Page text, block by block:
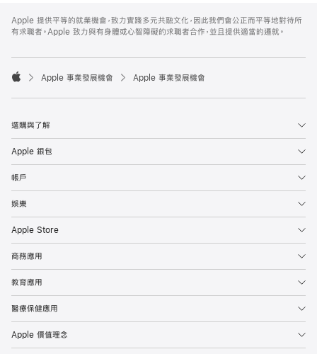
Footer
Apple 提供平等的就業機會，致力實踐多元共融文化，因此我們會公正而平等地對待所
有求職者。Apple 致力與有身體或心智障礙的求職者合作，並且提供適當的遷就。

Apple 事業發展機會 Apple 事業發展機會
選購與了解
Apple 銀包
帳戶
娛樂
Apple Store
商務應用
教育應用
醫療保健應用
Apple 價值理念